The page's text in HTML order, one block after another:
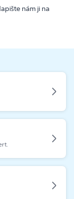
nám ji na